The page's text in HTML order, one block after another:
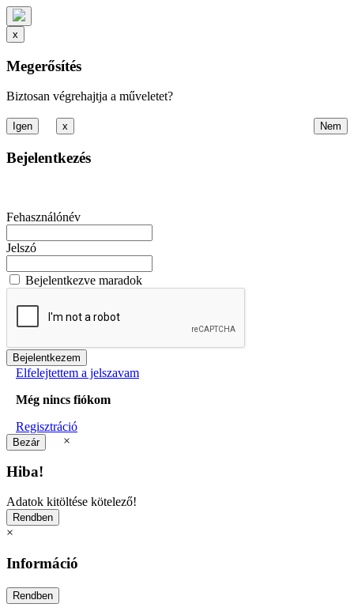
x
Megerősítés
Biztosan végrehajtja a műveletet?
x
Bejelentkezés
Fehasználónév
Jelszó
Bejelentkezve maradok
Elfelejtettem a jelszavam
Még nincs fiókom
Regisztráció
×
Hiba!
Adatok kitöltése kötelező!
×
Információ